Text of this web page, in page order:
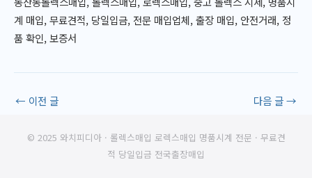
계 매입, 무료견적, 당일입금, 전문 매입업체, 출장 매입, 안전거래, 정
품 확인, 보증서
← 이전 글 다음 글→
© 2025 와치피디아 · 롤렉스매입 로렉스매입 명품시계 전문 · 무료견
적 당일입금 전국출장매입